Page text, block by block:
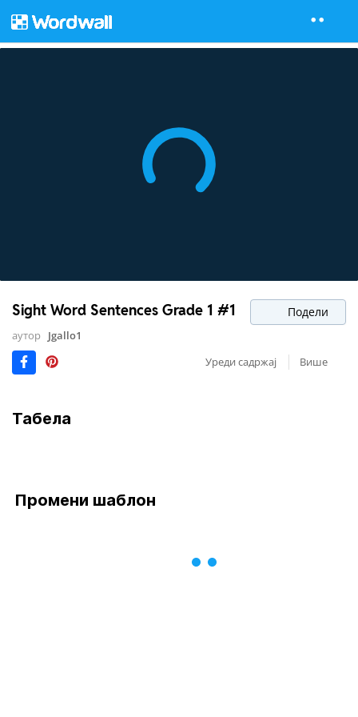
Sight Word Sentences Grade 1 #1 Подели
аутор
Jgallo1
Уреди садржај
Више
Табела
Промени шаблон